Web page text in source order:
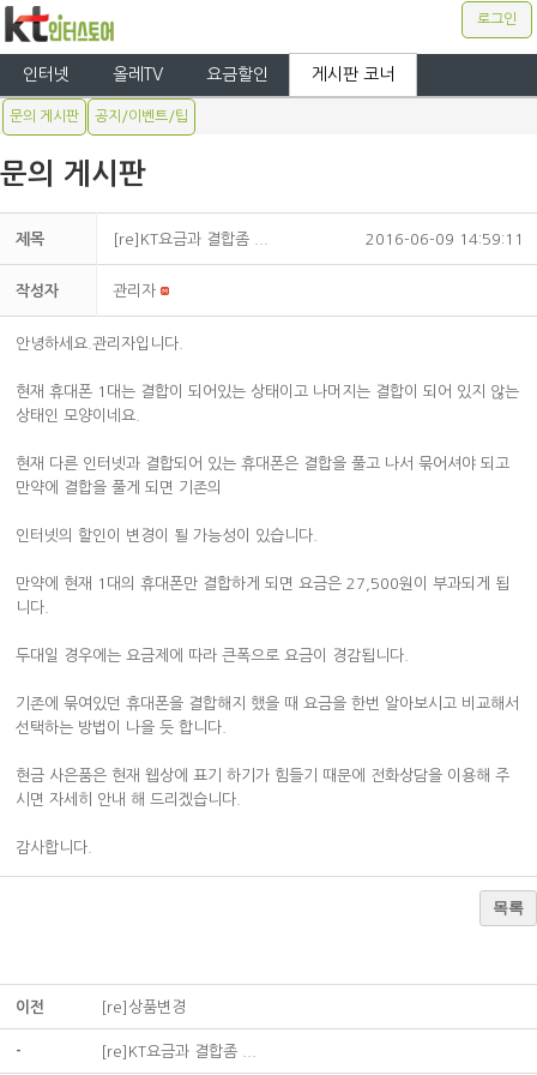
로그인
인터넷 올레TV 요금할인 게시판 코너
문의 게시판 공지/이벤트/팁
문의 게시판
제목 [re]KT요금과 결합좀 ... 2016-06-09 14:59:11
작성자 관리자
안녕하세요.관리자입니다.
현재 휴대폰 1대는 결합이 되어있는 상태이고 나머지는 결합이 되어 있지 않는
상태인 모양이네요.
현재 다른 인터넷과 결합되어 있는 휴대폰은 결합을 풀고 나서 묶어셔야 되고
만약에 결합을 풀게 되면 기존의
인터넷의 할인이 변경이 될 가능성이 있습니다.
만약에 현재 1대의 휴대폰만 결합하게 되면 요금은 27,500원이 부과되게 됩
니다.
두대일 경우에는 요금제에 따라 큰폭으로 요금이 경감됩니다.
기존에 묶여있던 휴대폰을 결합해지 했을 때 요금을 한번 알아보시고 비교해서
선택하는 방법이 나을 듯 합니다.
현금 사은품은 현재 웹상에 표기 하기가 힘들기 때문에 전화상담을 이용해 주
시면 자세히 안내 해 드리겠습니다.
감사합니다.
목록
이전 [re]상품변경
- [re]KT요금과 결합좀 ...